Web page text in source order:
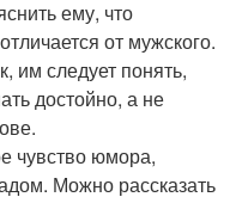
ему, что
от мужского.
им следует понять,
достойно, а не
чувство юмора,
Можно рассказать